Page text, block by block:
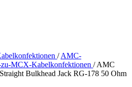
/ AMC-
MCX-Kabelkonfektionen / AMC
Bulkhead Jack RG-178 50 Ohm